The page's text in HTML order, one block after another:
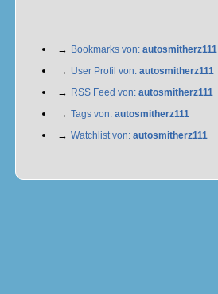
→ Bookmarks von: autosmitherz111
→ User Profil von: autosmitherz111
→ RSS Feed von: autosmitherz111
→ Tags von: autosmitherz111
→ Watchlist von: autosmitherz111